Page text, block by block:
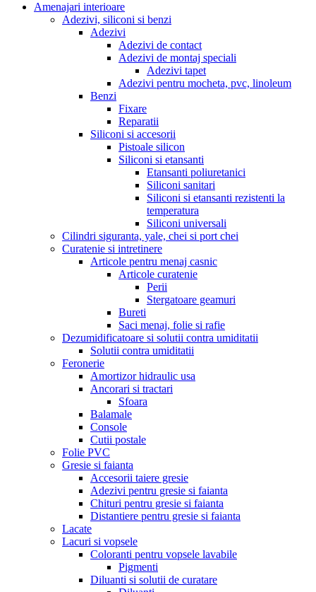
Amenajari interioare
Adezivi, siliconi si benzi
Adezivi
Adezivi de contact
Adezivi de montaj speciali
Adezivi tapet
Adezivi pentru mocheta, pvc, linoleum
Benzi
Fixare
Reparatii
Siliconi si accesorii
Pistoale silicon
Siliconi si etansanti
Etansanti poliuretanici
Siliconi sanitari
Siliconi si etansanti rezistenti la
temperatura
Siliconi universali
Cilindri siguranta, yale, chei si port chei
Curatenie si intretinere
Articole pentru menaj casnic
Articole curatenie
Perii
Stergatoare geamuri
Bureti
Saci menaj, folie si rafie
Dezumidificatoare si solutii contra umiditatii
Solutii contra umiditatii
Feronerie
Amortizor hidraulic usa
Ancorari si tractari
Sfoara
Balamale
Console
Cutii postale
Folie PVC
Gresie si faianta
Accesorii taiere gresie
Adezivi pentru gresie si faianta
Chituri pentru gresie si faianta
Distantiere pentru gresie si faianta
Lacate
Lacuri si vopsele
Coloranti pentru vopsele lavabile
Pigmenti
Diluanti si solutii de curatare